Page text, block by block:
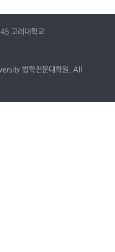
고려대학교
법학전문대학원. All